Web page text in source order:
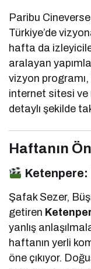
Paribu
Türkiye’de
hafta da
aralayan
vizyon
internet sitesi ve
detaylı şekilde
Haftanın
Ketenpere:
Şafak Sezer,
getiren
yanlış
haftanın yerli
öne çıkıyor.